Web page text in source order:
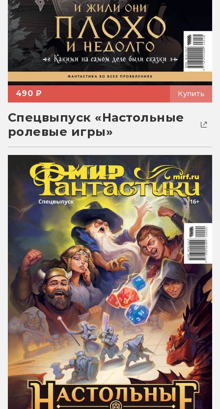
490 ₽ Купить
Спецвыпуск «Настольные
ролевые игры»